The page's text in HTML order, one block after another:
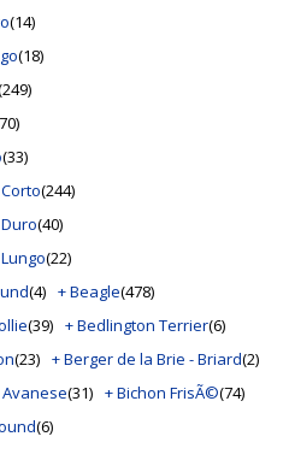
(14)
(18)
(33)
(244)
(40)
(22)
(4) + Beagle(478)
(39) + Bedlington Terrier(6)
(23) + Berger de la Brie - Briard(2)
(31) + Bichon FrisÃ©(74)
(6)